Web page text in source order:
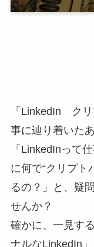
「LinkedIn ク
事に辿り着いたあ
「LinkedInって
に何で“クリプト
るの？」と、疑
せんか？
確かに、一見す
ナルなLinkedIn